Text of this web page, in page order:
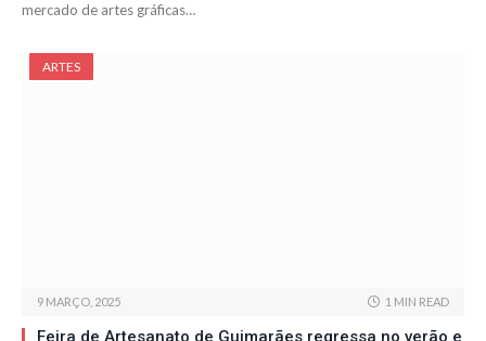
mercado de artes gráficas…
ARTES
9 MARÇO, 2025 1 MIN READ
Feira de Artesanato de Guimarães regressa no verão e